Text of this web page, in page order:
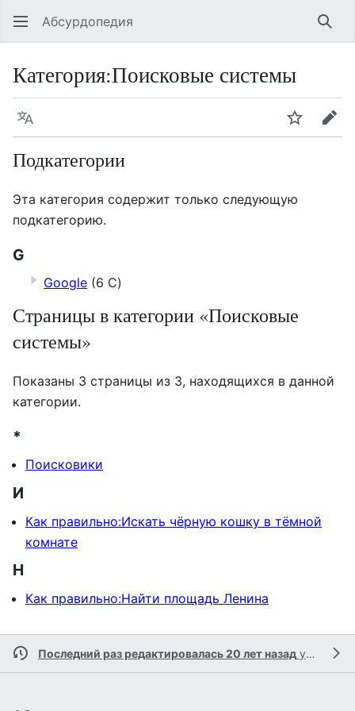
Абсурдопедия
Категория:Поисковые системы
Язык
Подкатегории
Эта категория содержит только следующую
подкатегорию.
G
Google (6 С)
Страницы в категории «Поисковые
системы»
Показаны 3 страницы из 3, находящихся в данной
категории.
*
Поисковики
И
Как правильно:Искать чёрную кошку в тёмной
комнате
Н
Как правильно:Найти площадь Ленина
Последний раз редактировалась 20 лет назад участником